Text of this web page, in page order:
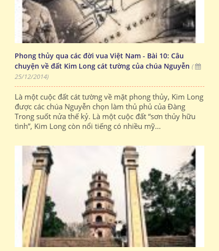
Phong thủy qua các đời vua Việt Nam - Bài 10: Câu
chuyện về đất Kim Long cát tường của chúa Nguyễn (
25/12/2014)
Là một cuộc đất cát tường về mặt phong thủy, Kim Long
được các chúa Nguyễn chọn làm thủ phủ của Đàng
Trong suốt nửa thế kỷ. Là một cuộc đất “sơn thủy hữu
tình”, Kim Long còn nổi tiếng có nhiều mỹ...